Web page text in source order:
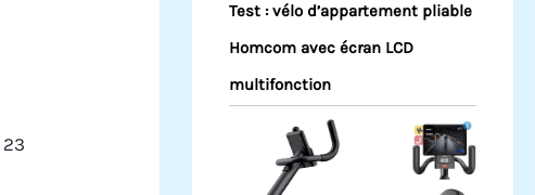
23
Test : vélo d’appartement pliable
Homcom avec écran LCD
multifonction